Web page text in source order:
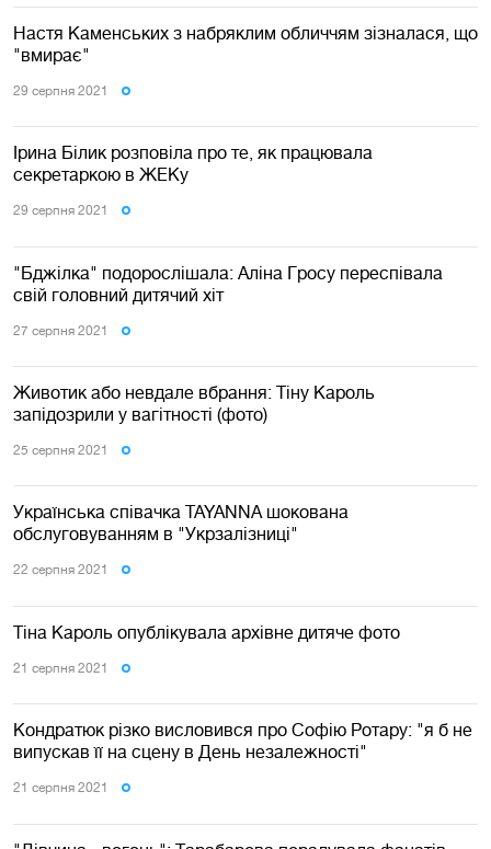
Настя Каменських з набряклим обличчям зізналася, що
"вмирає"
29 серпня 2021
Ірина Білик розповіла про те, як працювала
секретаркою в ЖЕКу
29 серпня 2021
"Бджiлка" подорослішала: Аліна Гросу переспівала
свій головний дитячий хіт
27 серпня 2021
Животик або невдале вбрання: Тіну Кароль
запідозрили у вагітності (фото)
25 серпня 2021
Українська співачка TAYANNA шокована
обслуговуванням в "Укрзалізниці"
22 серпня 2021
Тіна Кароль опублікувала архівне дитяче фото
21 серпня 2021
Кондратюк різко висловився про Софію Ротару: "я б не
випускав її на сцену в День незалежності"
21 серпня 2021